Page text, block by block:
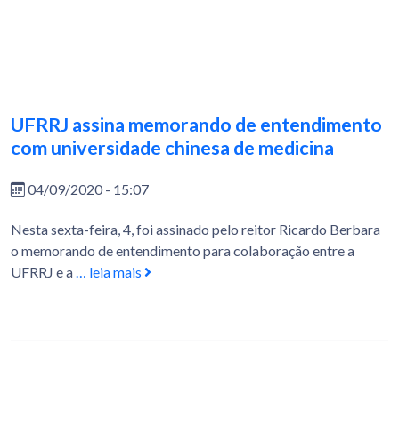
UFRRJ assina memorando de entendimento
com universidade chinesa de medicina
04/09/2020 - 15:07
Nesta sexta-feira, 4, foi assinado pelo reitor Ricardo Berbara
o memorando de entendimento para colaboração entre a
UFRRJ e a
… leia mais